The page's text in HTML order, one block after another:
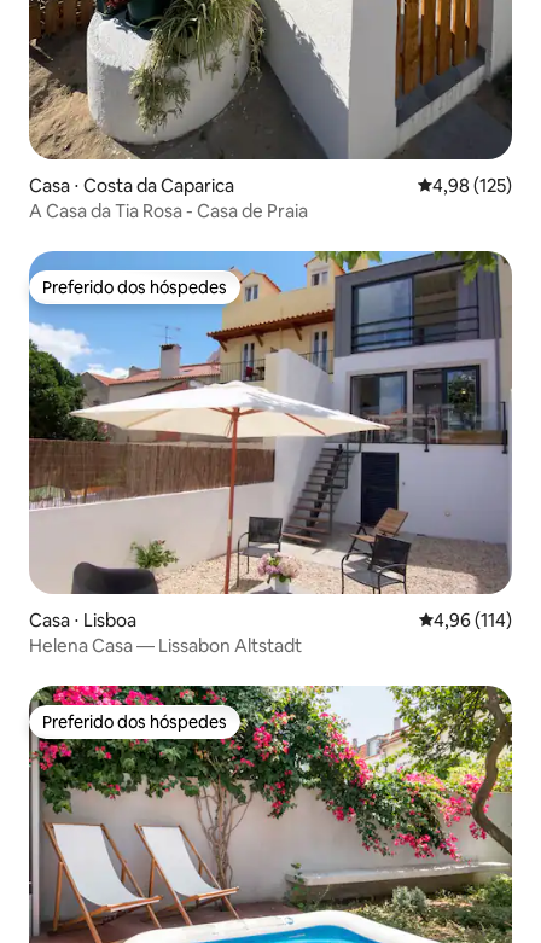
Casa ⋅ Costa da Caparica 4,98 de uma
4,98 (125)
A Casa da Tia Rosa - Casa de Praia
Preferido dos hóspedes
Preferido dos hóspedes
Casa ⋅ Lisboa 4,96 de uma
4,96 (114)
Helena Casa — Lissabon Altstadt
Preferido dos hóspedes
Preferido dos hóspedes